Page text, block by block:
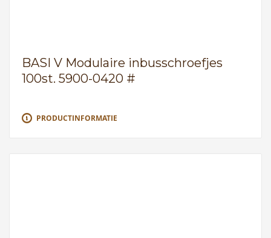
BASI V Modulaire inbusschroefjes
100st. 5900-0420 #
PRODUCTINFORMATIE